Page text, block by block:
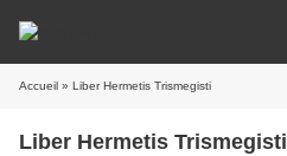
Accueil » Liber Hermetis Trismegisti
Liber Hermetis Trismegisti